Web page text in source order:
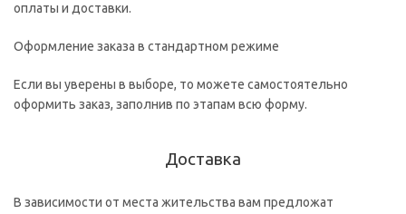
оплаты и доставки.
Оформление заказа в стандартном режиме
Если вы уверены в выборе, то можете самостоятельно
оформить заказ, заполнив по этапам всю форму.
Доставка
В зависимости от места жительства вам предложат